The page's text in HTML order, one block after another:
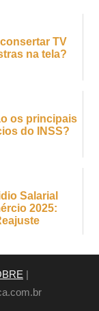
TV
na tela?
os principais
do INSS?
Salarial
2025:
|